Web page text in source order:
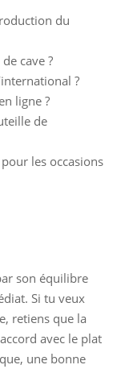
du
cave ?
?
ligne ?
de
les occasions
son équilibre
Si tu veux
retiens que la
avec le plat
une bonne